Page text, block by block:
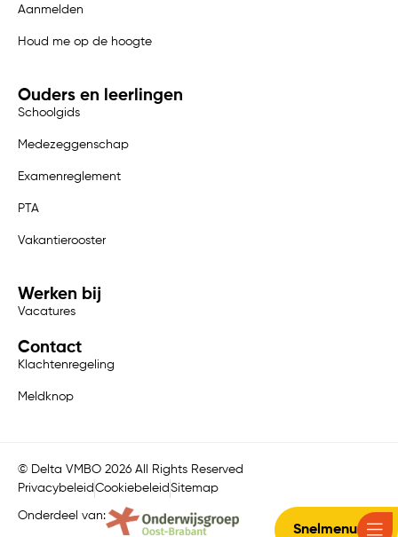
Aanmelden
Houd me op de hoogte
Ouders en leerlingen
Schoolgids
Medezeggenschap
Examenreglement
PTA
Vakantierooster
Werken bij
Vacatures
Contact
Klachtenregeling
Meldknop
© Delta VMBO 2026 All Rights Reserved
Privacybeleid Cookiebeleid Sitemap
Onderdeel van:
Snelmenu